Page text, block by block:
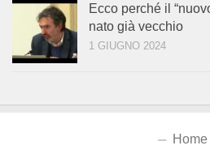
Ecco perché il
nato già vecchio
1 GIUGNO 2024
Home